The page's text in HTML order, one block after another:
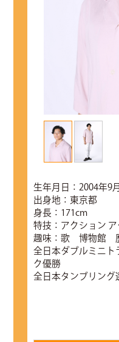
生年月日：2004年9
出身地：東京都
身長：171cm
特技：アクション
趣味：歌 博物館
全日本ダブルミニ
ク優勝
全日本タンブリング